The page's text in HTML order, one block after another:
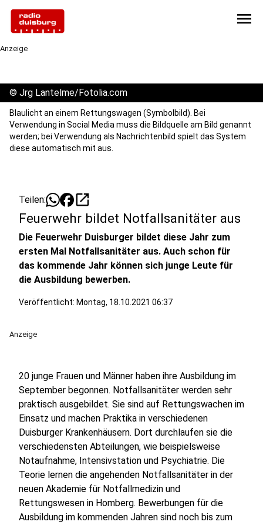
menu
Anzeige
© Jrg Lantelme/Fotolia.com
Blaulicht an einem Rettungswagen (Symbolbild). Bei
Verwendung in Social Media muss die Bildquelle am Bild genannt
werden; bei Verwendung als Nachrichtenbild spielt das System
diese automatisch mit aus.
Teilen: open_in_new
Feuerwehr bildet Notfallsanitäter aus
Die Feuerwehr Duisburger bildet diese Jahr zum
ersten Mal Notfallsanitäter aus. Auch schon für
das kommende Jahr können sich junge Leute für
die Ausbildung bewerben.
Veröffentlicht: Montag, 18.10.2021 06:37
Anzeige
20 junge Frauen und Männer haben ihre Ausbildung im
September begonnen. Notfallsanitäter werden sehr
praktisch ausgebildet. Sie sind auf Rettungswachen im
Einsatz und machen Praktika in verschiedenen
Duisburger Krankenhäusern. Dort durchlaufen sie die
verschiedensten Abteilungen, wie beispielsweise
Notaufnahme, Intensivstation und Psychiatrie. Die
Teorie lernen die angehenden Notfallsanitäter in der
neuen Akademie für Notfallmedizin und
Rettungswesen in Homberg. Bewerbungen für die
Ausbildung im kommenden Jahren sind noch bis zum